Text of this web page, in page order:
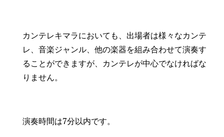
カンテレキマラにおいても、出場者は様々なカンテ
レ、音楽ジャンル、他の楽器を組み合わせて演奏す
ることができますが、カンテレが中心でなければな
りません。
演奏時間は7分以内です。